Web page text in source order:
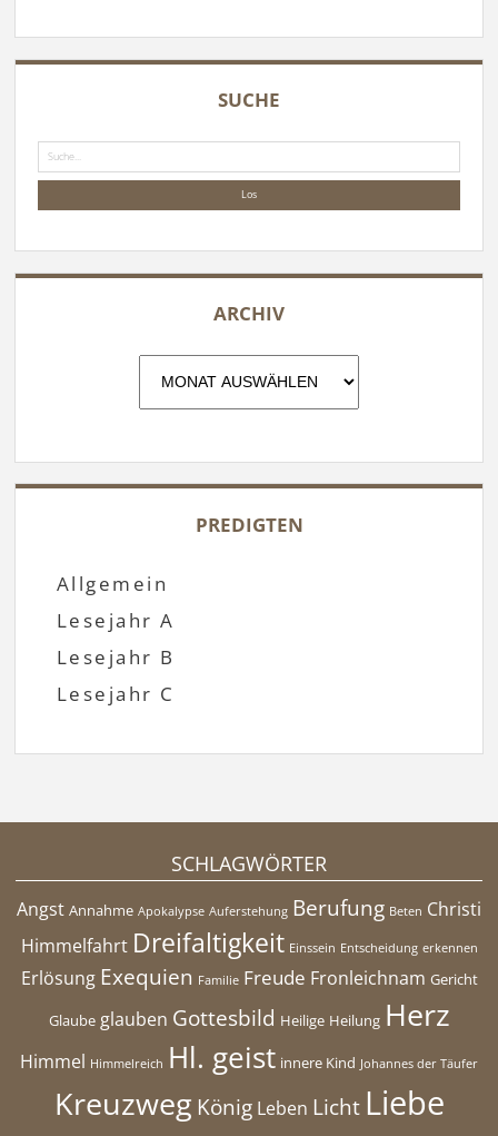
SUCHE
Suche
ARCHIV
PREDIGTEN
Allgemein
Lesejahr A
Lesejahr B
Lesejahr C
SCHLAGWÖRTER
Angst Annahme Apokalypse Auferstehung Berufung Beten Christi
Himmelfahrt Dreifaltigkeit Einssein Entscheidung erkennen
Erlösung Exequien Familie Freude Fronleichnam Gericht
Glaube glauben Gottesbild Heilige Heilung Herz
Himmel Himmelreich Hl. geist innere Kind Johannes der Täufer
Kreuzweg König Leben Licht Liebe